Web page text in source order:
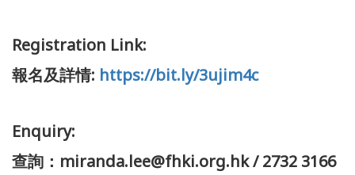
Registration Link:
報名及詳情: https://bit.ly/3ujim4c
Enquiry:
查詢：miranda.lee@fhki.org.hk / 2732 3166